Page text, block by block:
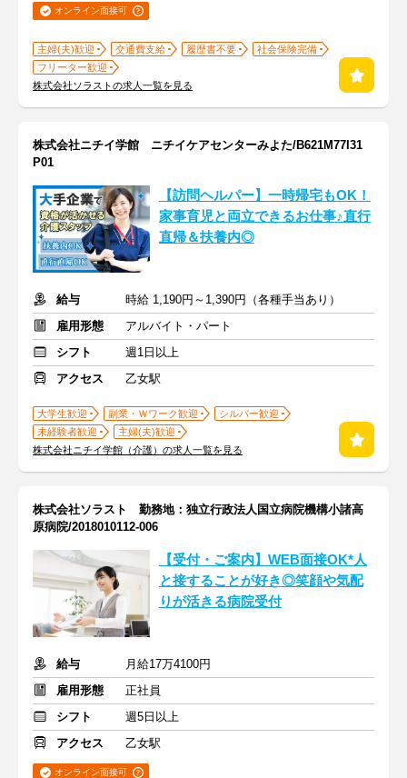
オンライン面接可
主婦(夫)歓迎 交通費支給 履歴書不要
社会保険完備
フリーター歓迎
株式会社ソラストの求人一覧を見る
株式会社ニチイ学館 ニチイケアセンターみよた/B621M77I31
P01
【訪問ヘルパー】一時帰宅もOK！
家事育児と両立できるお仕事♪直行
直帰＆扶養内◎
給与
時給 1,190円～1,390円（各種手当あり）
雇用形態
アルバイト・パート
シフト
週1日以上
アクセス
乙女駅
大学生歓迎 副業・Ｗワーク歓迎
シルバー歓迎
未経験者歓迎
主婦(夫)歓迎
株式会社ニチイ学館（介護）の求人一覧を見る
株式会社ソラスト 勤務地：独立行政法人国立病院機構小諸高
原病院/2018010112-006
【受付・ご案内】WEB面接OK*人
と接することが好き◎笑顔や気配
りが活きる病院受付
給与
月給17万4100円
雇用形態
正社員
シフト
週5日以上
アクセス
乙女駅
オンライン面接可